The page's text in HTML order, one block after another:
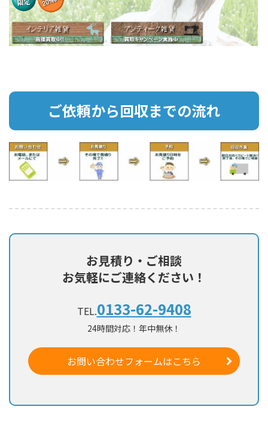
ご依頼から回収までの流れ
お見積り・ご相談
お気軽にご連絡ください！
TEL.0133-62-9408
24時間対応！年中無休！
お問い合わせフォームはこちら